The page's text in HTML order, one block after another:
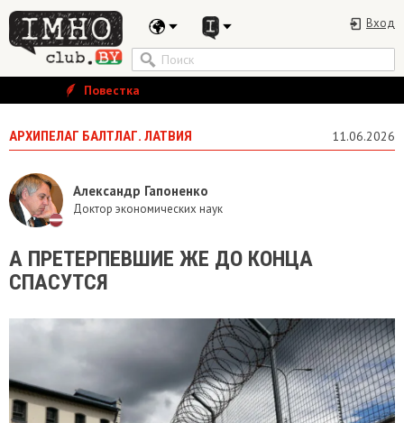
Вход
Повестка
АРХИПЕЛАГ БАЛТЛАГ. ЛАТВИЯ 11.06.2026
Александр Гапоненко
Доктор экономических наук
А ПРЕТЕРПЕВШИЕ ЖЕ ДО КОНЦА
СПАСУТСЯ